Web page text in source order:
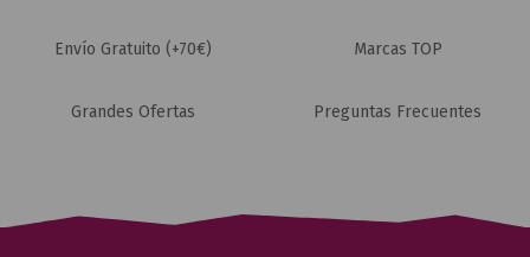
Envío Gratuito (+70€) Marcas TOP
Grandes Ofertas Preguntas Frecuentes